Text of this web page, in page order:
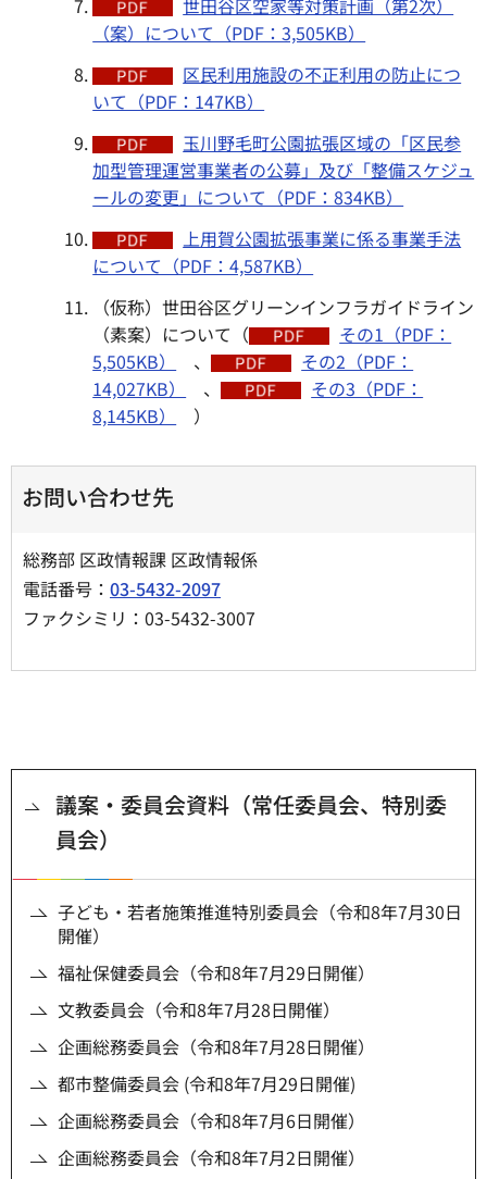
世田谷区空家等対策計画（第2次）
（案）について（PDF：3,505KB）
区民利用施設の不正利用の防止につ
いて（PDF：147KB）
玉川野毛町公園拡張区域の「区民参
加型管理運営事業者の公募」及び「整備スケジュ
ールの変更」について（PDF：834KB）
上用賀公園拡張事業に係る事業手法
について（PDF：4,587KB）
（仮称）世田谷区グリーンインフラガイドライン
（素案）について（
その1（PDF：
5,505KB）
、
その2（PDF：
14,027KB）
、
その3（PDF：
8,145KB）
）
お問い合わせ先
総務部 区政情報課 区政情報係
電話番号： 03-5432-2097
ファクシミリ：03-5432-3007
議案・委員会資料（常任委員会、特別委
員会）
子ども・若者施策推進特別委員会（令和8年7月30日
開催）
福祉保健委員会（令和8年7月29日開催）
文教委員会（令和8年7月28日開催）
企画総務委員会（令和8年7月28日開催）
都市整備委員会 (令和8年7月29日開催)
企画総務委員会（令和8年7月6日開催）
企画総務委員会（令和8年7月2日開催）